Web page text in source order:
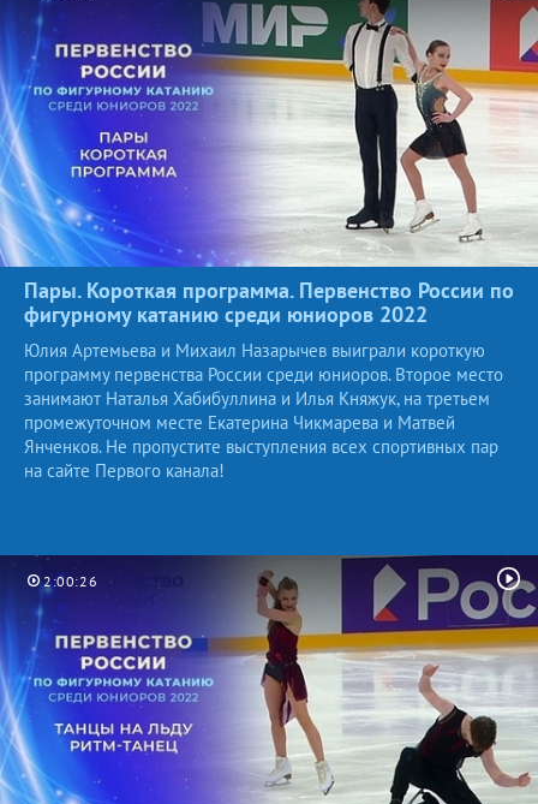
Пары. Короткая программа. Первенство России по
фигурному катанию среди юниоров 2022
Юлия Артемьева и Михаил Назарычев выиграли короткую
программу первенства России среди юниоров. Второе место
занимают Наталья Хабибуллина и Илья Княжук, на третьем
промежуточном месте Екатерина Чикмарева и Матвей
Янченков. Не пропустите выступления всех спортивных пар
на сайте Первого канала!
2:00:26